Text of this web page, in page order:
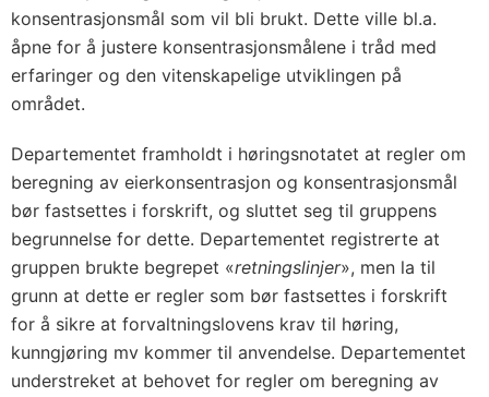
konsentrasjonsmål som vil bli brukt. Dette ville bl.a.
åpne for å justere konsentrasjonsmålene i tråd med
erfaringer og den vitenskapelige utviklingen på
området.
Departementet framholdt i høringsnotatet at regler om
beregning av eierkonsentrasjon og konsentrasjonsmål
bør fastsettes i forskrift, og sluttet seg til gruppens
begrunnelse for dette. Departementet registrerte at
gruppen brukte begrepet «retningslinjer», men la til
grunn at dette er regler som bør fastsettes i forskrift
for å sikre at forvaltningslovens krav til høring,
kunngjøring mv kommer til anvendelse. Departementet
understreket at behovet for regler om beregning av